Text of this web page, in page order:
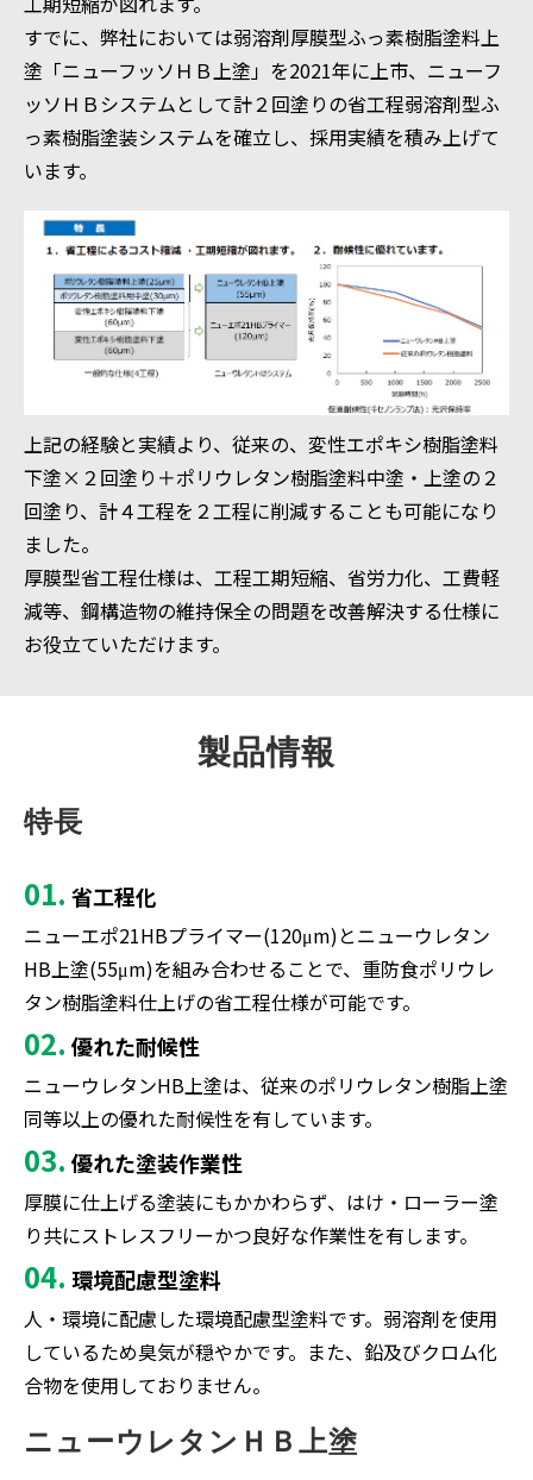
すでに、弊社においては弱溶剤厚膜型ふっ素樹脂塗料上
塗「ニューフッソＨＢ上塗」を2021年に上市、ニューフ
ッソＨＢシステムとして計２回塗りの省工程弱溶剤型ふ
っ素樹脂塗装システムを確立し、採用実績を積み上げて
います。
上記の経験と実績より、従来の、変性エポキシ樹脂塗料
下塗×２回塗り＋ポリウレタン樹脂塗料中塗・上塗の２
回塗り、計４工程を２工程に削減することも可能になり
ました。
厚膜型省工程仕様は、工程工期短縮、省労力化、工費軽
減等、鋼構造物の維持保全の問題を改善解決する仕様に
お役立ていただけます。
製品情報
特長
01. 省工程化
ニューエポ21HBプライマー(120μm)とニューウレタン
HB上塗(55μm)を組み合わせることで、重防食ポリウレ
タン樹脂塗料仕上げの省工程仕様が可能です。
02. 優れた耐候性
ニューウレタンHB上塗は、従来のポリウレタン樹脂上塗
同等以上の優れた耐候性を有しています。
03. 優れた塗装作業性
厚膜に仕上げる塗装にもかかわらず、はけ・ローラー塗
り共にストレスフリーかつ良好な作業性を有します。
04. 環境配慮型塗料
人・環境に配慮した環境配慮型塗料です。弱溶剤を使用
しているため臭気が穏やかです。また、鉛及びクロム化
合物を使用しておりません。
ニューウレタンＨＢ上塗